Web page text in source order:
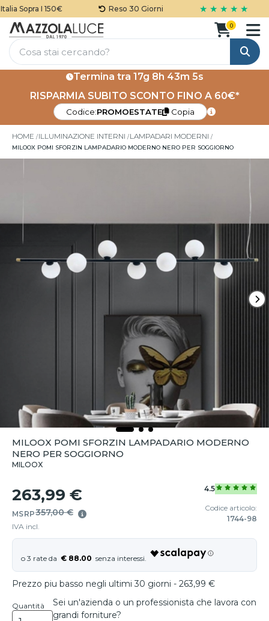
Sopra I 150€ Reso 30 Giorni ★ ★ ★ ★ ★
Cerca
0
Termina tra 17g 8h 43m 5s
RISPARMIA SUBITO SCONTO FINO A 60€*
Codice:PROMOESTATE Copia
HOME ILLUMINAZIONE INTERNI LAMPADARI MODERNI
MILOOX POMI SFORZIN LAMPADARIO MODERNO NERO PER SOGGIORNO
MILOOX POMI SFORZIN LAMPADARIO MODERNO
NERO PER SOGGIORNO
MILOOX
263,99 €
MSRP357,00 €
IVA incl.
4.5
Codice articolo:
1744-98
€ 88.00
Prezzo piu basso negli ultimi 30 giorni - 263,99 €
Quantità
Sei un'azienda o un professionista che lavora con
grandi forniture?